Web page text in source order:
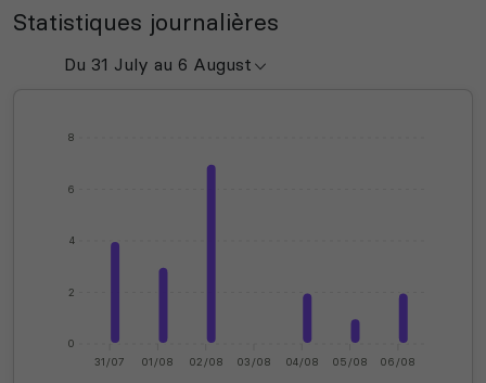
Statistiques journalières
0
2
4
6
8
31/07 01/08 02/08 03/08 04/08 05/08 06/08